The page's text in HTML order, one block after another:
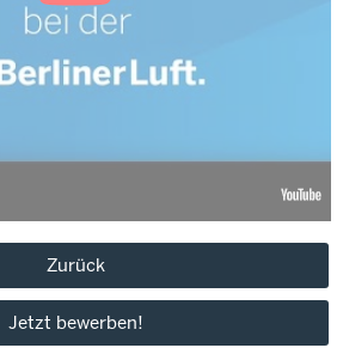
Zurück
Jetzt bewerben!